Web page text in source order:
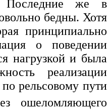
Последние же в
бедны. Хотя
принципиально
о поведении
нагрузкой и была
реализации
рельсовому пути
ошеломляющего